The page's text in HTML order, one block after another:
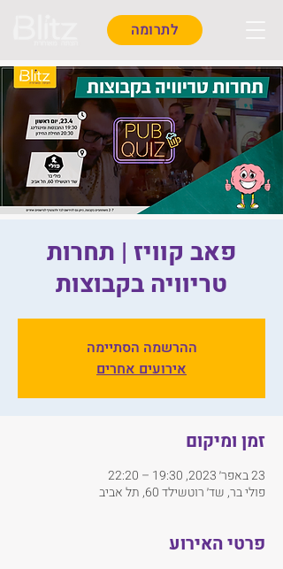
לתרומה
פאב קוויז | תחרות
טריוויה בקבוצות
ההרשמה הסתיימה
אירועים אחרים
זמן ומיקום
23 באפר׳ 2023, 19:30 – 22:20
פולי בר, שד׳ רוטשילד 60, תל אביב
פרטי האירוע